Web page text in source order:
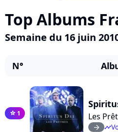
Top Albums
Semaine du 16 juin
N°
star 1 Les
arrow_right timeline